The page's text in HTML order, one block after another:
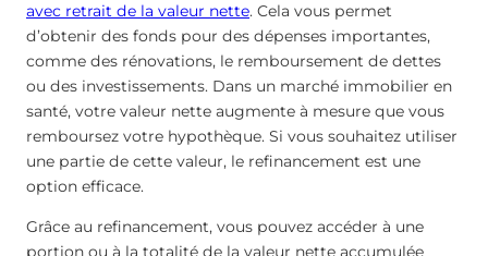
avec retrait de la valeur nette. Cela vous permet
d’obtenir des fonds pour des dépenses importantes,
comme des rénovations, le remboursement de dettes
ou des investissements. Dans un marché immobilier en
santé, votre valeur nette augmente à mesure que vous
remboursez votre hypothèque. Si vous souhaitez utiliser
une partie de cette valeur, le refinancement est une
option efficace.
Grâce au refinancement, vous pouvez accéder à une